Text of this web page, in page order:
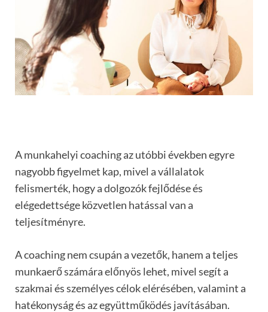
A munkahelyi coaching az utóbbi években egyre
nagyobb figyelmet kap, mivel a vállalatok
felismerték, hogy a dolgozók fejlődése és
elégedettsége közvetlen hatással van a
teljesítményre.
A coaching nem csupán a vezetők, hanem a teljes
munkaerő számára előnyös lehet, mivel segít a
szakmai és személyes célok elérésében, valamint a
hatékonyság és az együttműködés javításában.